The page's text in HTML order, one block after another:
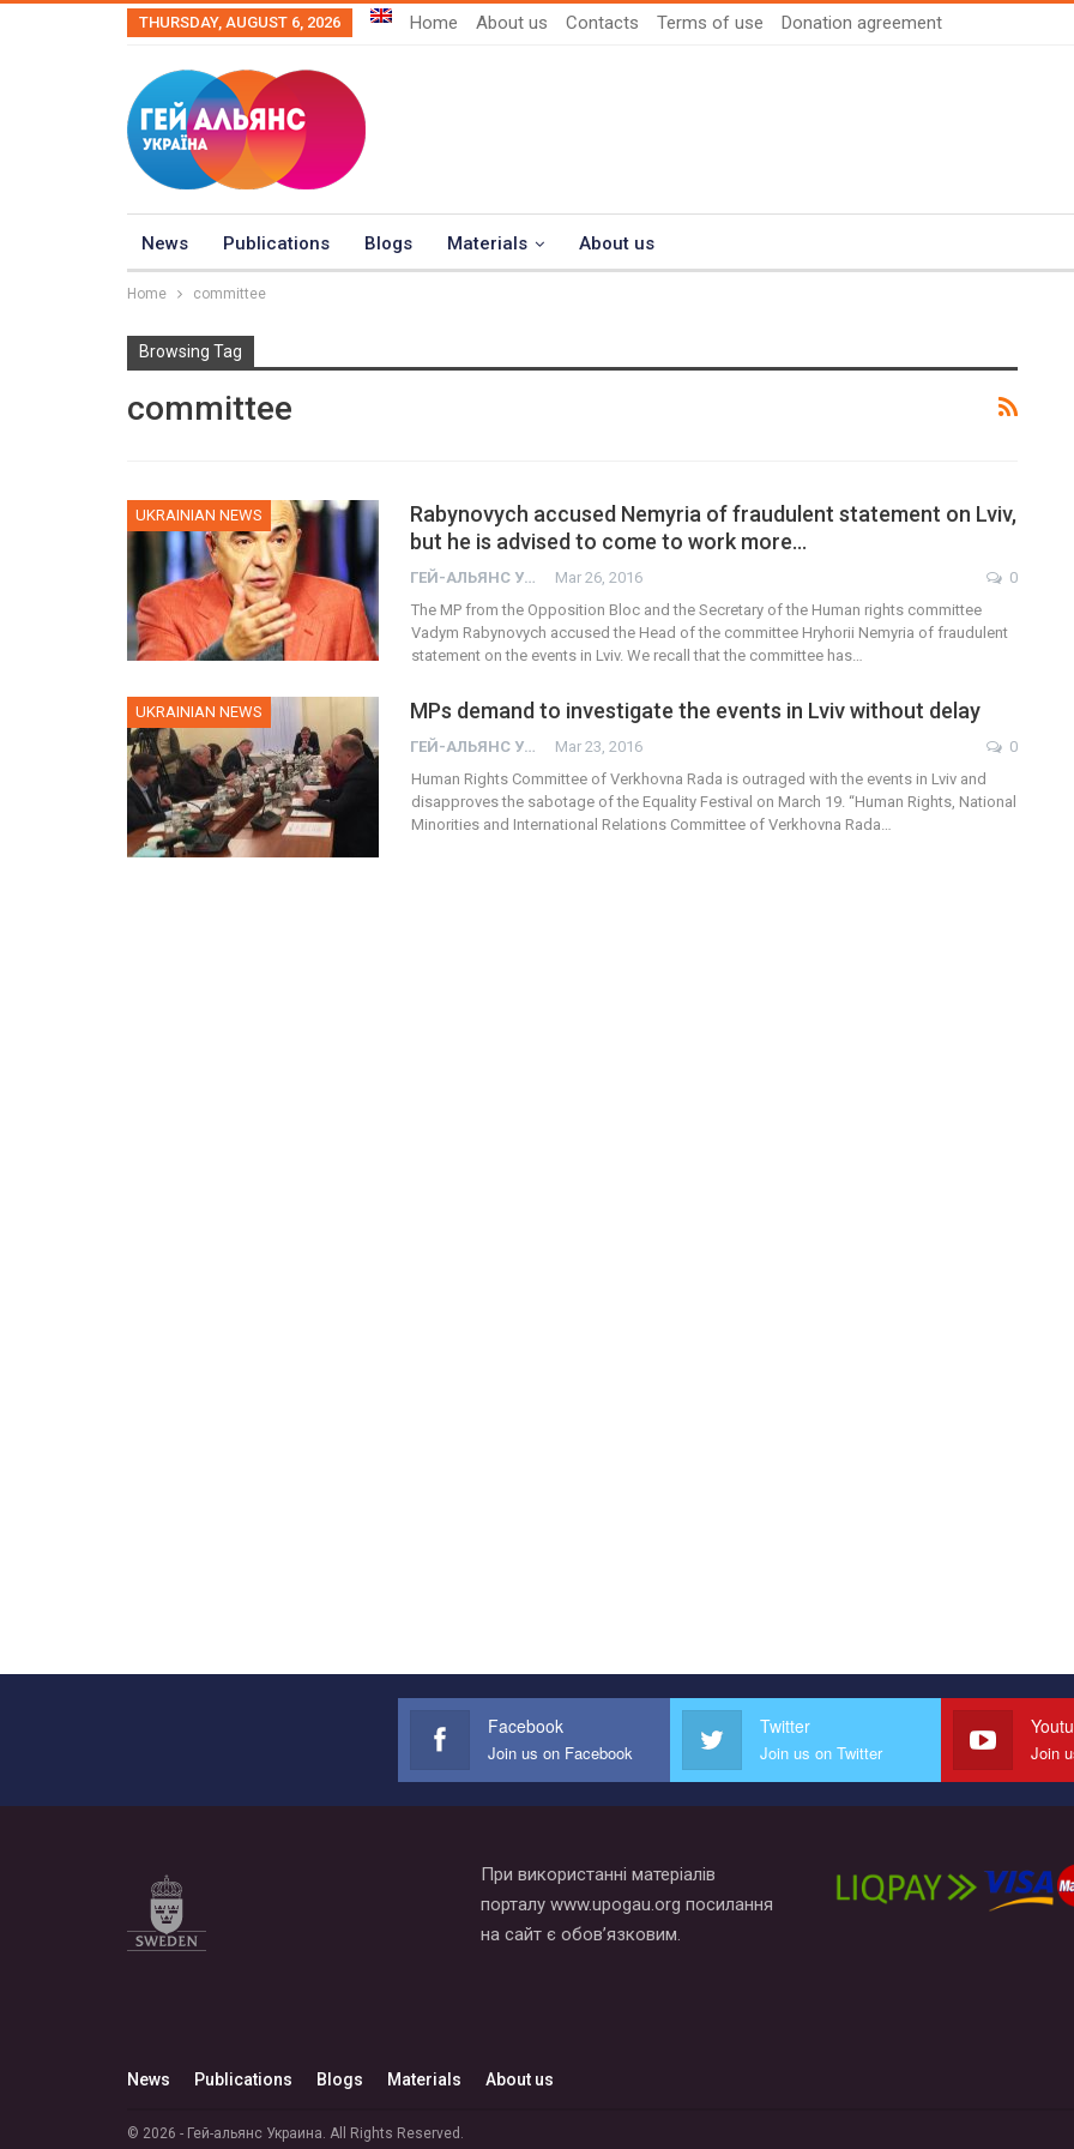
THURSDAY, AUGUST 6, 2026 Home About us Contacts Terms of use Donation agreement
News Publications Blogs Materials About us
Home committee
Browsing Tag
committee
UKRAINIAN NEWS
Rabynovych accused Nemyria of fraudulent statement on Lviv,
but he is advised to come to work more…
ГЕЙ-АЛЬЯНС УКРАИНА Mar 26, 2016
0
The MP from the Opposition Bloc and the Secretary of the Human rights committee
Vadym Rabynovych accused the Head of the committee Hryhorii Nemyria of fraudulent
statement on the events in Lviv. We recall that the committee has…
UKRAINIAN NEWS MPs demand to investigate the events in Lviv without delay
ГЕЙ-АЛЬЯНС УКРАИНА Mar 23, 2016
0
Human Rights Committee of Verkhovna Rada is outraged with the events in Lviv and
disapproves the sabotage of the Equality Festival on March 19. “Human Rights, National
Minorities and International Relations Committee of Verkhovna Rada…
Facebook
Join us on Facebook
Twitter
Join us on Twitter Join
При використанні матеріалів
порталу www.upogau.org посилання
на сайт є обов’язковим.
News Publications Blogs Materials About us
© 2026 - Гей-альянс Украина. All Rights Reserved.